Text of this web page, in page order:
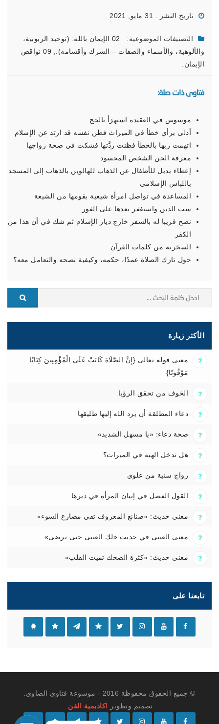
تاريخ النشر : 31 مايو, 2021
التصنيفات الموضوعية:
02 الإيمان بالله: (توحيد الربوبية،
والألوهية، والأسماء والصفات – الشرك وأقسامه).
09 نواقض
الإيمان.
فتاوى ذات صلة:
موسوس في العقيدة استهزأ بالحج
أدلى برأي خطأ في الميراث فظن نفسه قد ارتد عن الإسلام
اتهمت ربها بالخطأ فظنت ردَّتها فشكت في صحة زواجها
معرفة الجن الشخص المحسود
إعطاء بديل للأطفال عن الذهاب للهالوين بالذهاب إلى المسجد
باللباس الإسلامي
المساعدة في تواصل امرأة شيعية بقومها من الشيعة
سب الدين واستغفر بعدها على الفور
نصح قريبا له بالسفر خارج ديار الإسلام ثم شك في أن هذا من
الكفر
السخرية من كلمات القرآن
حول تارك الصلاة عمدًا، حكمه، وكيفية نصحه والتعامل معه؟
الأكثر زيارة
معنى قوله تعالى:{إِنَّ الصَّلَاةَ كَانَتْ عَلَى الْمُؤْمِنِينَ كِتَابًا
مَوْقُوتًا}
الخوف من تحقق الرؤيا
دعاء المطلقة أن يرد الله إليها طليقها
صحة دعاء: «يا مسهل الشديد»
هل تدخل الهبة في الميراث؟
زواج سنية من علوي
القول الفصل في إتيان المرأة في دبرها
معنى حديث: «صنائع المعروف تقي مصارع السوء»
معنى العتبى في حديث «لك العتبى حتى ترضى»
معنى حديث: «كثرة الضحك تميت القلب»
تابعنا على
© جميع الحقوق محفوظة 2016 - موسوعة فتاوى الصاوي.
تصميم وتطوير
اكاديمية الفن